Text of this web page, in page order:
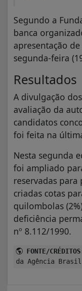
Segundo a
banca
apresentação
segunda-feira
Resultados
A divulgação
avaliação da
candidatos
foi feita na
Nesta segunda
foi ampliado
reservadas para
criadas cotas
quilombolas
deficiência
nº 8.112/1990.
FONTE/
da Agência Brasil